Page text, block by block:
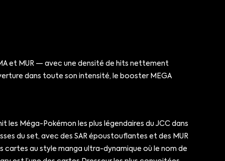
et MUR — avec une densité de hits nettement
dans toute son intensité, le booster MEGA
les Méga-Pokémon les plus légendaires du JCC dans
du set, avec des SAR époustouflantes et des MUR
au style manga ultra-dynamique où le nom de